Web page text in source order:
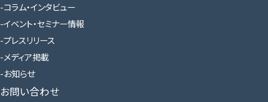
コラム・インタビュー
イベント・セミナー情報
プレスリリース
メディア掲載
お知らせ
お問い合わせ